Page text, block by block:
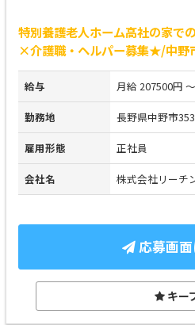
特別養護老人ホーム高社の家で
×介護職・ヘルパー募集★/中
給与 月給 207500円
勤務地 長野県中野市
雇用形態 正社員
会社名 株式会社リーチ
応募画
キー